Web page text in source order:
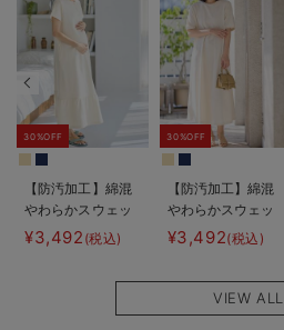
30%OFF
【防汚加工】綿混
やわらかスウェッ
ト半袖ティアード
ネグリジェ マタ
¥3,492 (税込)
30%OFF
【防汚加工】綿混
やわらかスウェッ
ト半袖フレアワン
ピース マタニテ
も長く使える】
¥3,492(税込)
VIEW ALL